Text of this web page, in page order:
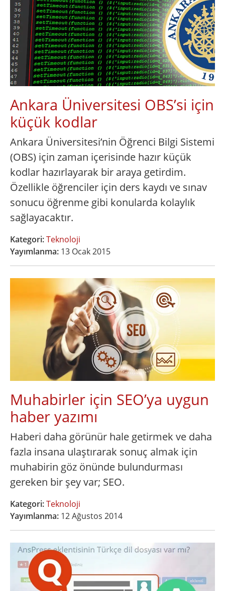
Ankara Üniversitesi OBS’si için
küçük kodlar
Ankara Üniversitesi’nin Öğrenci Bilgi Sistemi
(OBS) için zaman içerisinde hazır küçük
kodlar hazırlayarak bir araya getirdim.
Özellikle öğrenciler için ders kaydı ve sınav
sonucu öğrenme gibi konularda kolaylık
sağlayacaktır.
Kategori:Teknoloji
Yayımlanma: 13 Ocak 2015
Muhabirler için SEO’ya uygun
haber yazımı
Haberi daha görünür hale getirmek ve daha
fazla insana ulaştırarak sonuç almak için
muhabirin göz önünde bulundurması
gereken bir şey var; SEO.
Kategori:Teknoloji
Yayımlanma: 12 Ağustos 2014